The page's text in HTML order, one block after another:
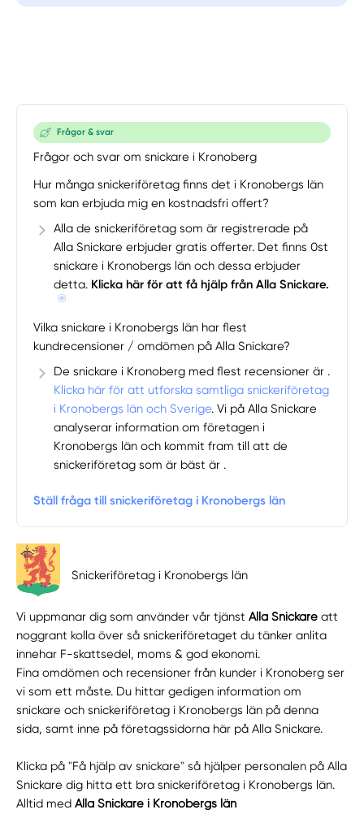
Frågor & svar
Frågor och svar om snickare i Kronoberg
Hur många snickeriföretag finns det i Kronobergs län
som kan erbjuda mig en kostnadsfri offert?
Alla de snickeriföretag som är registrerade på
Alla Snickare erbjuder gratis offerter. Det finns 0st
snickare i Kronobergs län och dessa erbjuder
detta. Klicka här för att få hjälp från Alla Snickare.
Vilka snickare i Kronobergs län har flest
kundrecensioner / omdömen på Alla Snickare?
De snickare i Kronoberg med flest recensioner är .
Klicka här för att utforska samtliga snickeriföretag
i Kronobergs län och Sverige. Vi på Alla Snickare
analyserar information om företagen i
Kronobergs län och kommit fram till att de
snickeriföretag som är bäst är .
Ställ fråga till snickeriföretag i Kronobergs län
Snickeriföretag i Kronobergs län
Vi uppmanar dig som använder vår tjänstAlla Snickare att
noggrant kolla över så snickeriföretaget du tänker anlita
innehar F-skattsedel, moms & god ekonomi.
Fina omdömen och recensioner från kunder i Kronoberg ser
vi som ett måste. Du hittar gedigen information om
snickare och snickeriföretag i Kronobergs län på denna
sida, samt inne på företagssidorna här på Alla Snickare.
Klicka på "Få hjälp av snickare" så hjälper personalen på Alla
Snickare dig hitta ett bra snickeriföretag i Kronobergs län.
Alltid medAlla Snickare i Kronobergs län